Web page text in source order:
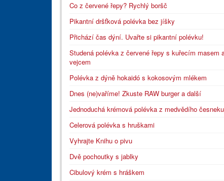
Co z červené řepy? Rychlý boršč
Pikantní dršťková polévka bez jíšky
Přichází čas dýní. Uvařte si pikantní polévku!
Studená polévka z červené řepy s kuřecím masem
vejcem
Polévka z dýně hokaidó s kokosovým mlékem
Dnes (ne)vaříme! Zkuste RAW burger a další
Jednoduchá krémová polévka z medvědího česneku
Celerová polévka s hruškami
Vyhrajte Knihu o pivu
Dvě pochoutky s jablky
Cibulový krém s hráškem